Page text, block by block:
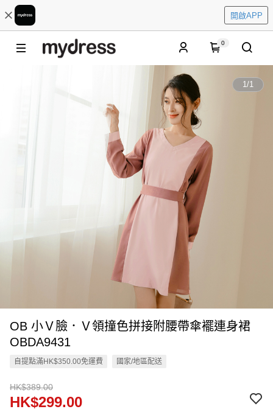
開啟APP
0
1/1
OB 小Ｖ臉．Ｖ領撞色拼接附腰帶傘襬連身裙
OBDA9431
自提點滿HK$350.00免運費 國家/地區配送
HK$389.00
HK$299.00